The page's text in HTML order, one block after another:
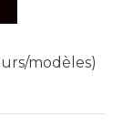
modèles)